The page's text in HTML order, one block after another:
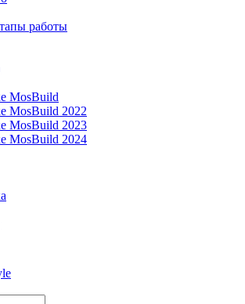
работы
MosBuild
MosBuild 2022
MosBuild 2023
MosBuild 2024